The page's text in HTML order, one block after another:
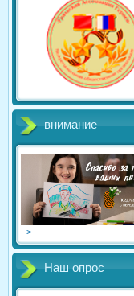
внимание
-->
Наш опрос